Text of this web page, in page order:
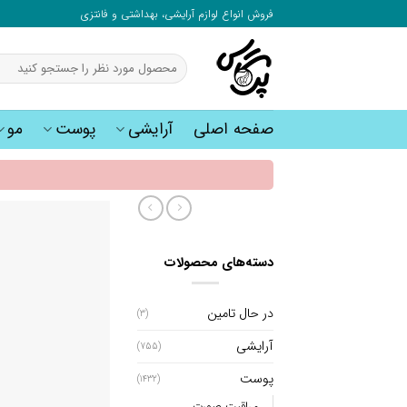
محتوا
فروش انواع لوازم آرایشی، بهداشتی و فانتزی
جستجو
برای:
صفحه اصلی آرایشی پوست مو
دسته‌های محصولات
در حال تامین (3)
آرایشی (755)
پوست (1432)